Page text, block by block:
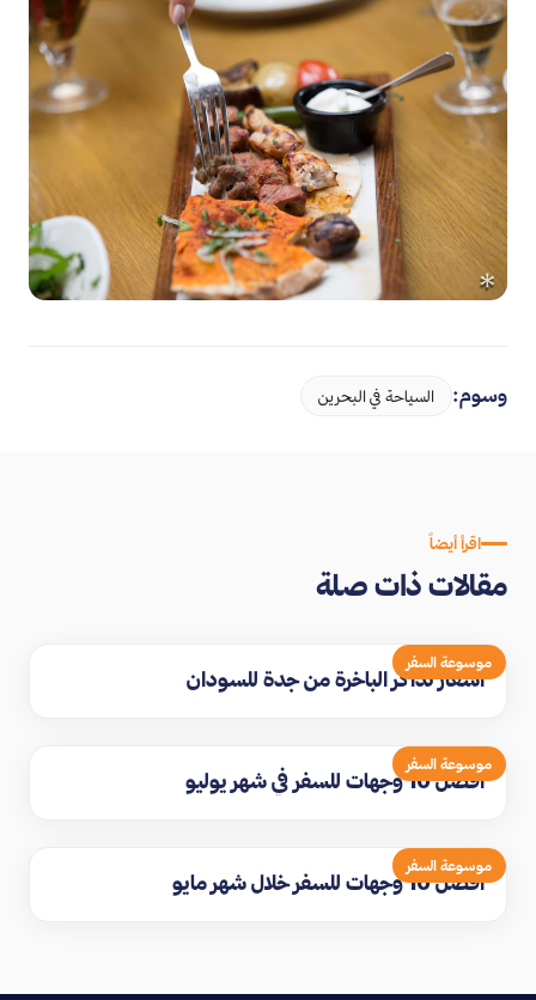
وسوم: السياحة في البحرين
اقرأ أيضاً
مقالات ذات صلة
موسوعة السفر
اسعار تذاكر الباخرة من جدة للسودان
موسوعة السفر
افضل 10 وجهات للسفر في شهر يوليو
موسوعة السفر
افضل 10 وجهات للسفر خلال شهر مايو